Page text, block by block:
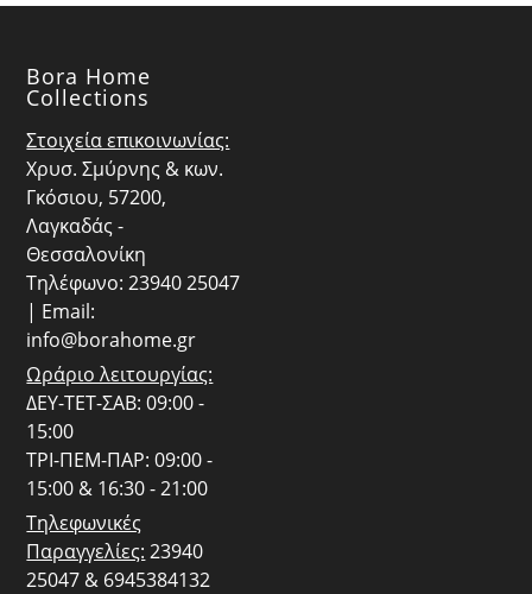
Bora Home
Collections
Στοιχεία επικοινωνίας:
Χρυσ. Σμύρνης & κων.
Γκόσιου, 57200,
Λαγκαδάς -
Θεσσαλονίκη
Τηλέφωνο: 23940 25047
| Email:
info@borahome.gr
Ωράριο λειτουργίας:
ΔΕΥ-ΤΕΤ-ΣΑΒ: 09:00 -
15:00
ΤΡΙ-ΠΕΜ-ΠΑΡ: 09:00 -
15:00 & 16:30 - 21:00
Τηλεφωνικές
Παραγγελίες: 23940
25047 & 6945384132